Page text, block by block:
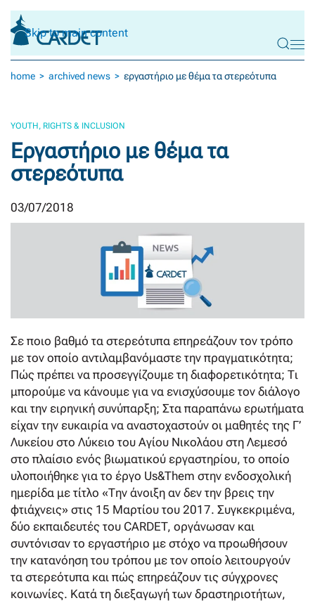
Skip to main content
home archived news εργαστήριο με θέμα τα στερεότυπα
YOUTH, RIGHTS & INCLUSION
Εργαστήριο με θέμα τα
στερεότυπα
03/07/2018
Σε ποιο βαθμό τα στερεότυπα επηρεάζουν τον τρόπο
με τον οποίο αντιλαμβανόμαστε την πραγματικότητα;
Πώς πρέπει να προσεγγίζουμε τη διαφορετικότητα; Τι
μπορούμε να κάνουμε για να ενισχύσουμε τον διάλογο
και την ειρηνική συνύπαρξη; Στα παραπάνω ερωτήματα
είχαν την ευκαιρία να αναστοχαστούν οι μαθητές της Γ’
Λυκείου στο Λύκειο του Αγίου Νικολάου στη Λεμεσό
στο πλαίσιο ενός βιωματικού εργαστηρίου, το οποίο
υλοποιήθηκε για το έργο Us&Them στην ενδοσχολική
ημερίδα με τίτλο «Την άνοιξη αν δεν την βρεις την
φτιάχνεις» στις 15 Μαρτίου του 2017. Συγκεκριμένα,
δύο εκπαιδευτές του CARDET, οργάνωσαν και
συντόνισαν το εργαστήριο με στόχο να προωθήσουν
την κατανόηση του τρόπου με τον οποίο λειτουργούν
τα στερεότυπα και πώς επηρεάζουν τις σύγχρονες
κοινωνίες. Κατά τη διεξαγωγή των δραστηριοτήτων,